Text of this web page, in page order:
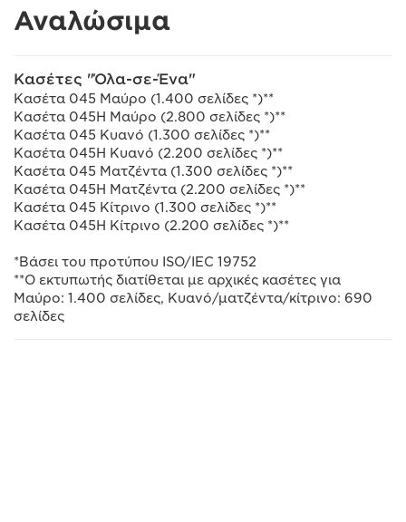
Αναλώσιμα
Κασέτες "Όλα-σε-Ένα"
Κασέτα 045 Μαύρο (1.400 σελίδες *)**
Κασέτα 045H Μαύρο (2.800 σελίδες *)**
Κασέτα 045 Κυανό (1.300 σελίδες *)**
Κασέτα 045H Κυανό (2.200 σελίδες *)**
Κασέτα 045 Ματζέντα (1.300 σελίδες *)**
Κασέτα 045H Ματζέντα (2.200 σελίδες *)**
Κασέτα 045 Κίτρινο (1.300 σελίδες *)**
Κασέτα 045H Κίτρινο (2.200 σελίδες *)**
*Βάσει του προτύπου ISO/IEC 19752
**Ο εκτυπωτής διατίθεται με αρχικές κασέτες για
Μαύρο: 1.400 σελίδες, Κυανό/ματζέντα/κίτρινο: 690
σελίδες